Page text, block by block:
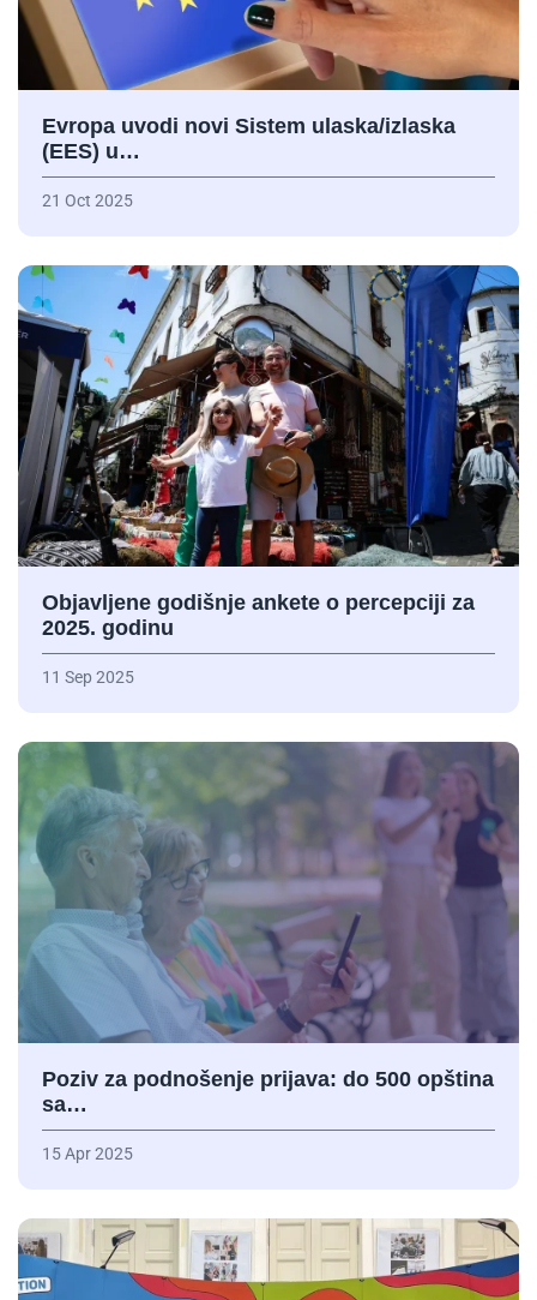
Evropa uvodi novi Sistem ulaska/izlaska
(EES) u…
21 Oct 2025
Objavljene godišnje ankete o percepciji za
2025. godinu
11 Sep 2025
Poziv za podnošenje prijava: do 500 opština
sa…
15 Apr 2025